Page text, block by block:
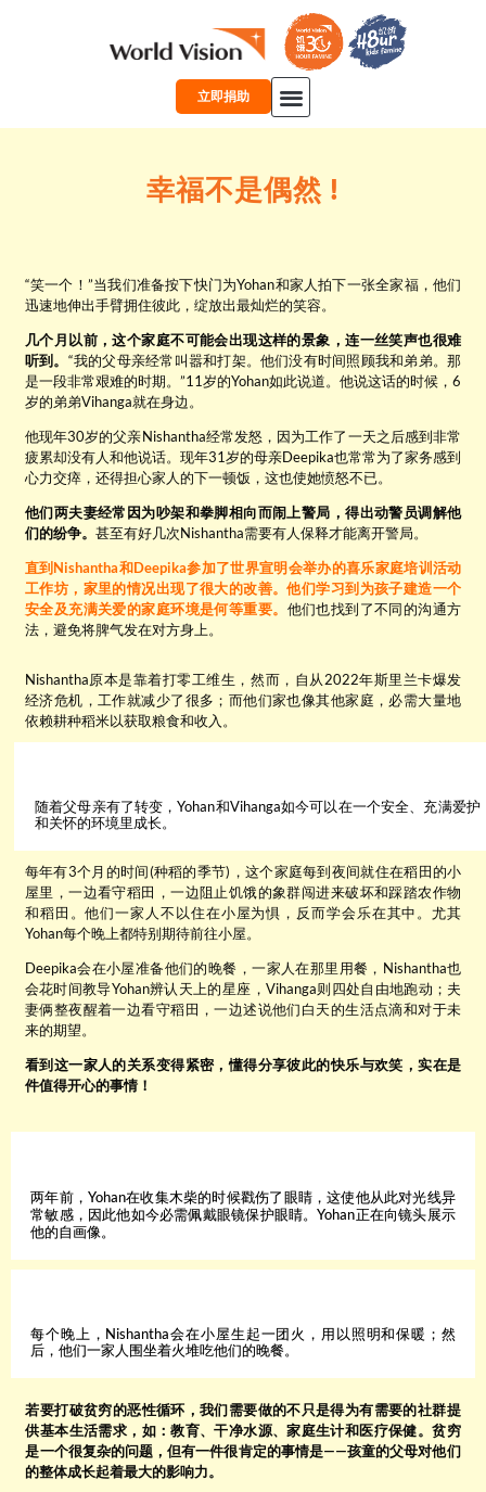
立即捐助
幸福不是偶然 !
“笑一个！”当我们准备按下快门为Yohan和家人拍下一张全家福，他们
迅速地伸出手臂拥住彼此，绽放出最灿烂的笑容。
几个月以前，这个家庭不可能会出现这样的景象，连一丝笑声也很难
听到。 “我的父母亲经常叫嚣和打架。他们没有时间照顾我和弟弟。那
是一段非常艰难的时期。”11岁的Yohan如此说道。他说这话的时候，6
岁的弟弟Vihanga就在身边。
他现年30岁的父亲Nishantha经常发怒，因为工作了一天之后感到非常
疲累却没有人和他说话。现年31岁的母亲Deepika也常常为了家务感到
心力交瘁，还得担心家人的下一顿饭，这也使她愤怒不已。
他们两夫妻经常因为吵架和拳脚相向而闹上警局，得出动警员调解他
们的纷争。 甚至有好几次Nishantha需要有人保释才能离开警局。
直到Nishantha和Deepika参加了世界宣明会举办的喜乐家庭培训活动
工作坊，家里的情况出现了很大的改善。他们学习到为孩子建造一个
安全及充满关爱的家庭环境是何等重要。 他们也找到了不同的沟通方
法，避免将脾气发在对方身上。
Nishantha原本是靠着打零工维生，然而，自从2022年斯里兰卡爆发
经济危机，工作就减少了很多；而他们家也像其他家庭，必需大量地
依赖耕种稻米以获取粮食和收入。
随着父母亲有了转变，Yohan和Vihanga如今可以在一个安全、充满爱护
和关怀的环境里成长。
每年有3个月的时间(种稻的季节)，这个家庭每到夜间就住在稻田的小
屋里，一边看守稻田，一边阻止饥饿的象群闯进来破坏和踩踏农作物
和稻田。他们一家人不以住在小屋为惧，反而学会乐在其中。尤其
Yohan每个晚上都特别期待前往小屋。
Deepika会在小屋准备他们的晚餐，一家人在那里用餐，Nishantha也
会花时间教导Yohan辨认天上的星座，Vihanga则四处自由地跑动；夫
妻俩整夜醒着一边看守稻田，一边述说他们白天的生活点滴和对于未
来的期望。
看到这一家人的关系变得紧密，懂得分享彼此的快乐与欢笑，实在是
件值得开心的事情！
两年前，Yohan在收集木柴的时候戳伤了眼睛，这使他从此对光线异
常敏感，因此他如今必需佩戴眼镜保护眼睛。Yohan正在向镜头展示
他的自画像。
每个晚上，Nishantha会在小屋生起一团火，用以照明和保暖；然
后，他们一家人围坐着火堆吃他们的晚餐。
若要打破贫穷的恶性循环，我们需要做的不只是得为有需要的社群提
供基本生活需求，如：教育、干净水源、家庭生计和医疗保健。贫穷
是一个很复杂的问题，但有一件很肯定的事情是——孩童的父母对他们
的整体成长起着最大的影响力。